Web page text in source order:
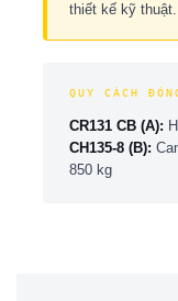
thiết kế kỹ thuật.
QUY CÁCH
CR131 CB (A):
CH135-8 (B):
850 kg